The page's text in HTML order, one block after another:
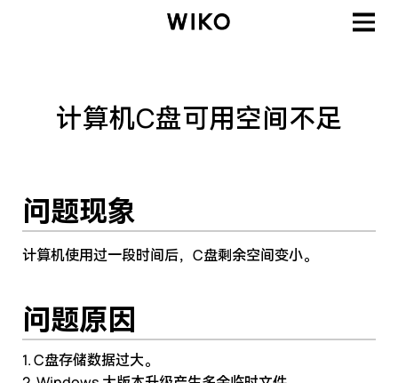
计算机C盘可用空间不足
问题现象
计算机使用过一段时间后，C盘剩余空间变小。
问题原因
1. C盘存储数据过大。